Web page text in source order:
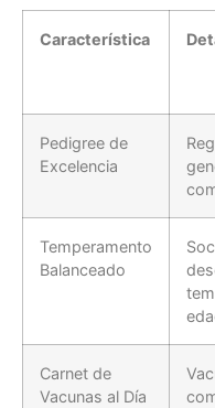
Característica
Pedigree de
Excelencia
Temperamento
Balanceado
Carnet de
Vacunas al Día